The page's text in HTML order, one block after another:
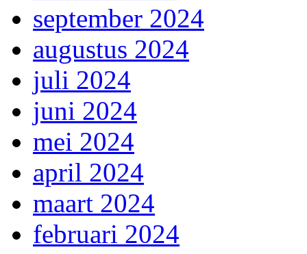
september 2024
augustus 2024
juli 2024
juni 2024
mei 2024
april 2024
maart 2024
februari 2024